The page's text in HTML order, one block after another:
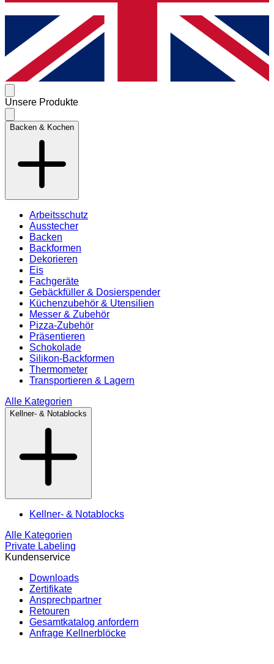
Unsere Produkte
Backen & Kochen
Arbeitsschutz
Ausstecher
Backen
Backformen
Dekorieren
Eis
Fachgeräte
Gebäckfüller & Dosierspender
Küchenzubehör & Utensilien
Messer & Zubehör
Pizza-Zubehör
Präsentieren
Schokolade
Silikon-Backformen
Thermometer
Transportieren & Lagern
Alle Kategorien
Kellner- & Notablocks
Kellner- & Notablocks
Alle Kategorien
Private Labeling
Kundenservice
Downloads
Zertifikate
Ansprechpartner
Retouren
Gesamtkatalog anfordern
Anfrage Kellnerblöcke